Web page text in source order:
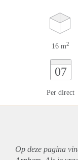
16 m2
07
Per direct
Op deze pagina